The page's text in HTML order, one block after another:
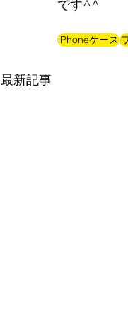
です^^
iPhoneケース
最新記事